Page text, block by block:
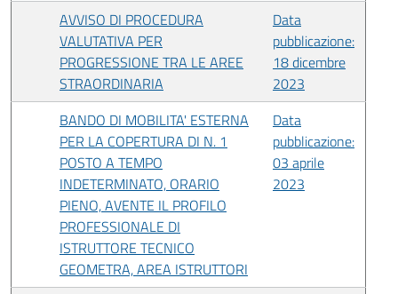
AVVISO DI PROCEDURA
VALUTATIVA PER
PROGRESSIONE TRA LE AREE
STRAORDINARIA
Data
pubblicazione:
18 dicembre
2023
BANDO DI MOBILITA' ESTERNA
PER LA COPERTURA DI N. 1
POSTO A TEMPO
INDETERMINATO, ORARIO
PIENO, AVENTE IL PROFILO
PROFESSIONALE DI
ISTRUTTORE TECNICO
GEOMETRA, AREA ISTRUTTORI
Data
pubblicazione:
03 aprile
2023